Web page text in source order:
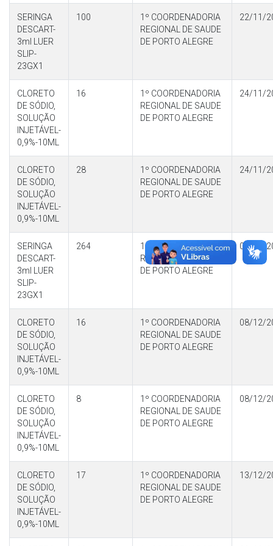
SERINGA
DESCART-
3ml LUER
SLIP-
23GX1
100
1º COORDENADORIA
REGIONAL DE SAUDE
DE PORTO ALEGRE
22/11/
CLORETO
DE SÓDIO,
SOLUÇÃO
INJETÁVEL-
0,9%-10ML
16
1º COORDENADORIA
REGIONAL DE SAUDE
DE PORTO ALEGRE
24/11/
CLORETO
DE SÓDIO,
SOLUÇÃO
INJETÁVEL-
0,9%-10ML
28
1º COORDENADORIA
REGIONAL DE SAUDE
DE PORTO ALEGRE
24/11/
SERINGA
DESCART-
3ml LUER
SLIP-
23GX1
264
1º COORDENADORIA
REGIONAL DE SAUDE
DE PORTO ALEGRE
01/12/
CLORETO
DE SÓDIO,
SOLUÇÃO
INJETÁVEL-
0,9%-10ML
16
1º COORDENADORIA
REGIONAL DE SAUDE
DE PORTO ALEGRE
08/12/
CLORETO
DE SÓDIO,
SOLUÇÃO
INJETÁVEL-
0,9%-10ML
8
1º COORDENADORIA
REGIONAL DE SAUDE
DE PORTO ALEGRE
08/12/
CLORETO
DE SÓDIO,
SOLUÇÃO
INJETÁVEL-
0,9%-10ML
17
1º COORDENADORIA
REGIONAL DE SAUDE
DE PORTO ALEGRE
13/12/